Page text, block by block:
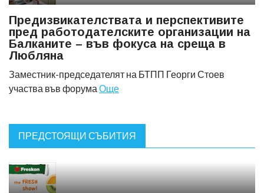
Предизвикателствата и перспективите
пред работодателските организации на
Балканите – във фокуса на среща в
Любляна
Заместник-председателят на БТПП Георги Стоев
участва във форума Още
ПРЕДСТОЯЩИ СЪБИТИЯ